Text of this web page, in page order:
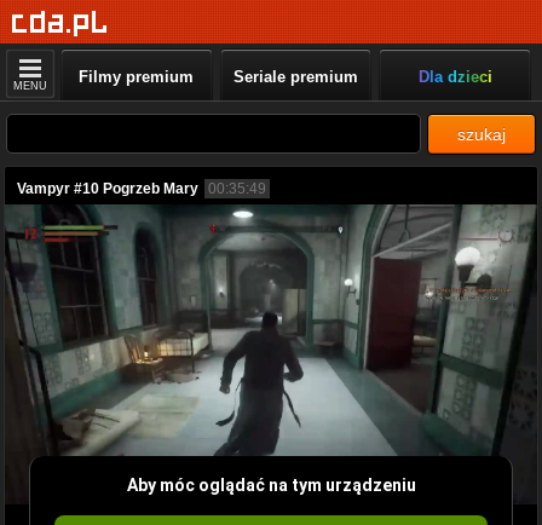
MENU Filmy premium Seriale premium Dla dzieci
szukaj
Vampyr #10 Pogrzeb Mary 00:35:49
Aby móc oglądać na tym urządzeniu